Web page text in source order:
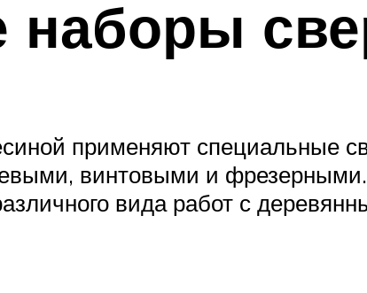
применяют специальные
винтовыми и
вида работ с